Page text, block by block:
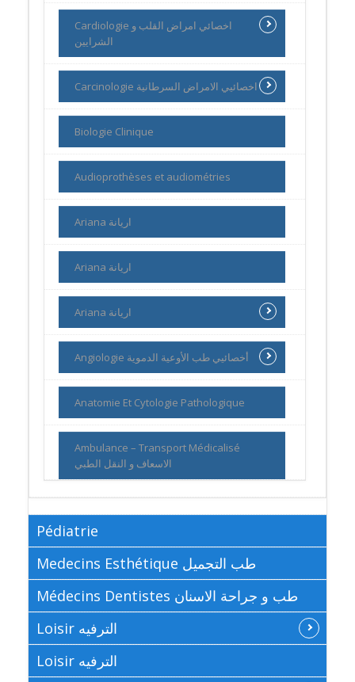
Cardiologie اخصائي امراض القلب و
الشرايين
Carcinologie اخصائيي الامراض السرطانية
Biologie Clinique
Audioprothèses et audiométries
Ariana اريانة
Ariana اريانة
Ariana اريانة
Angiologie أخصائيي طب الأوعية الدموية
Anatomie Et Cytologie Pathologique
Ambulance – Transport Médicalisé
الاسعاف و النقل الطبي
Pédiatrie
Medecins Esthétique طب التجميل
Médecins Dentistes طب و جراحة الاسنان
Loisir الترفيه
Loisir الترفيه